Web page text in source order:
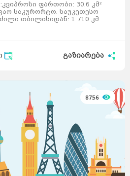
ფართობი: 30.6 კმ²
საკურორტო. საუკეთესო
თბილისიდან: 1 710 კმ
გაზიარება
8756